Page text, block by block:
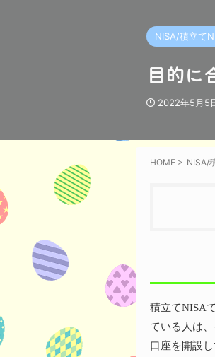
NISA/積立て
目的に
2022年5月5
HOME > NISA/
積立てNISA
ている人は
口座を開設